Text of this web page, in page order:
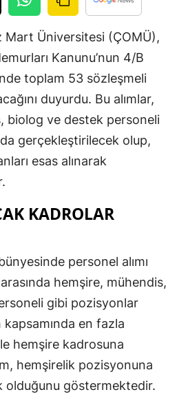
Denizli
Diyarbakır
Edirne
Elazığ
Hakkari
Mersin
Mart Üniversitesi (ÇOMÜ),
Kanunu’nun 4/B
toplam 53 sözleşmeli
duyurdu. Bu alımlar,
biolog ve destek personeli
gerçekleştirilecek olup,
esas alınarak
KADROLAR
personel alımı
hemşire, mühendis,
gibi pozisyonlar
kapsamında en fazla
hemşire kadrosuna
hemşirelik pozisyonuna
olduğunu göstermektedir.